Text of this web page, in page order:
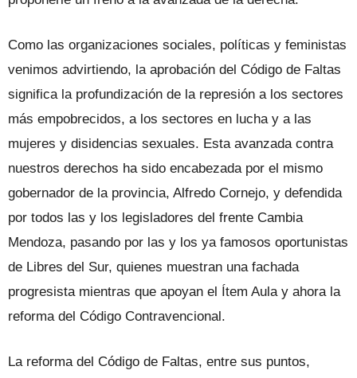
Como las organizaciones sociales, políticas y feministas
venimos advirtiendo, la aprobación del Código de Faltas
significa la profundización de la represión a los sectores
más empobrecidos, a los sectores en lucha y a las
mujeres y disidencias sexuales. Esta avanzada contra
nuestros derechos ha sido encabezada por el mismo
gobernador de la provincia, Alfredo Cornejo, y defendida
por todos las y los legisladores del frente Cambia
Mendoza, pasando por las y los ya famosos oportunistas
de Libres del Sur, quienes muestran una fachada
progresista mientras que apoyan el Ítem Aula y ahora la
reforma del Código Contravencional.
La reforma del Código de Faltas, entre sus puntos,